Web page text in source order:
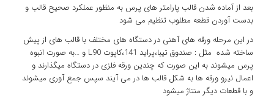
بعد از آماده شدن قالب پارامتر های پرس به منظور عملکرد صحیح قالب و
بدست آوردن قطعه مطلوب تنظیم می شود
در این مرحله ورقه های آهنی در دستگاه های مختلف با قالب های از پیش
ساخته شده مثل : صندوق تیبا،پراید 141،کاپوت L90 و …به صورت انبوه
پرس میشوند به این صورت که چندین ورقه فلزی در دستگاه میگذارند و
اعمال نیرو ورقه ها به شکل قالب ها در می آیند سپس جمع آوری میشوند
و با قطعات دیگر منتاژ میشود